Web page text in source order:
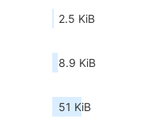
2.5 KiB
8.9 KiB
51 KiB